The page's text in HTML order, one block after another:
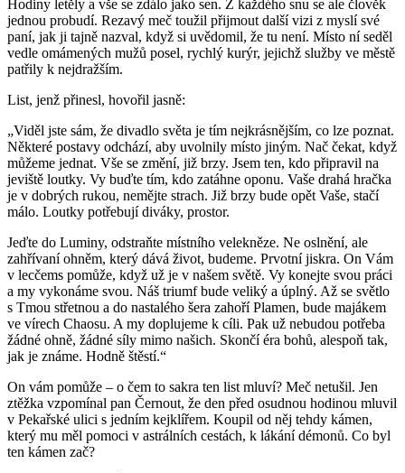
Hodiny letěly a vše se zdálo jako sen. Z každého snu se ale člověk
jednou probudí. Rezavý meč toužil přijmout další vizi z myslí své
paní, jak ji tajně nazval, když si uvědomil, že tu není. Místo ní seděl
vedle omámených mužů posel, rychlý kurýr, jejichž služby ve městě
patřily k nejdražším.
List, jenž přinesl, hovořil jasně:
„Viděl jste sám, že divadlo světa je tím nejkrásnějším, co lze poznat.
Některé postavy odchází, aby uvolnily místo jiným. Nač čekat, když
můžeme jednat. Vše se změní, již brzy. Jsem ten, kdo připravil na
jeviště loutky. Vy buďte tím, kdo zatáhne oponu. Vaše drahá hračka
je v dobrých rukou, nemějte strach. Již brzy bude opět Vaše, stačí
málo. Loutky potřebují diváky, prostor.
Jeďte do Luminy, odstraňte místního velekněze. Ne oslnění, ale
zahřívaní ohněm, který dává život, budeme. Prvotní jiskra. On Vám
v lecčems pomůže, když už je v našem světě. Vy konejte svou práci
a my vykonáme svou. Náš triumf bude veliký a úplný. Až se světlo
s Tmou střetnou a do nastalého šera zahoří Plamen, bude majákem
ve vírech Chaosu. A my doplujeme k cíli. Pak už nebudou potřeba
žádné ohně, žádné síly mimo našich. Skončí éra bohů, alespoň tak,
jak je známe. Hodně štěstí.“
On vám pomůže – o čem to sakra ten list mluví? Meč netušil. Jen
ztěžka vzpomínal pan Černout, že den před osudnou hodinou mluvil
v Pekařské ulici s jedním kejklířem. Koupil od něj tehdy kámen,
který mu měl pomoci v astrálních cestách, k lákání démonů. Co byl
ten kámen zač?